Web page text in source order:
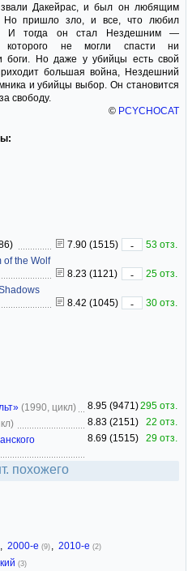
звали Дакейрас, и был он любящим
Но пришло зло, и все, что любил
И тогда он стал Нездешним —
которого не могли спасти ни
боги. Но даже у убийцы есть свой
большая война, Нездешний
и убийцы выбор. Он становится
свободу.
© PCYCHOCAT
7.90 (1515) -
53 отз.
of the Wolf
8.23 (1121) -
25 отз.
8.42 (1045) - 30 отз.
(1990, цикл) 8.95 (9471)295 отз.
8.83 (2151)
22 отз.
8.69 (1515) 29 отз.
похожего
, 2000-е (9) , 2010-е (2)
(3)